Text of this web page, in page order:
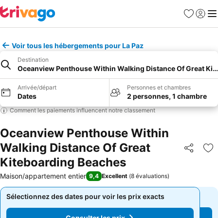
Favoris
Se
Voir tous les hébergements pour La Paz
Destination
Oceanview Penthouse Within Walking Distance Of Great
Arrivée/départ
Dates
Personnes et chambres
2 personnes, 1 chambre
Comment les paiements influencent notre classement
Oceanview Penthouse Within
Walking Distance Of Great
Kiteboarding Beaches
Partager
Maison/appartement entier 9,4 Excellent (8 évaluations)
Sélectionnez des dates pour voir les prix exacts
Sélectionnez des dates pour voir les prix exacts